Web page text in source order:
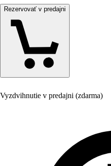
Rezervovať v predajni
Vyzdvihnutie v predajni (zdarma)